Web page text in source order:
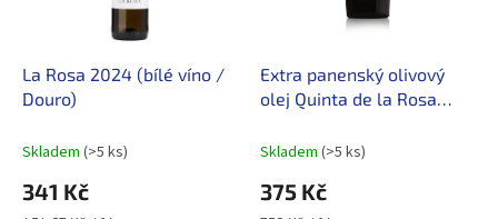
La Rosa 2024 (bílé víno /
Douro)
Skladem (>5 ks)
341 Kč
Extra panenský olivový
olej Quinta de la Rosa
Skladem (>5 ks)
375 Kč